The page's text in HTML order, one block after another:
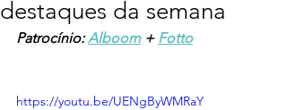
destaques da semana
Patrocínio: Alboom + Fotto
https://youtu.be/UENgByWMRaY